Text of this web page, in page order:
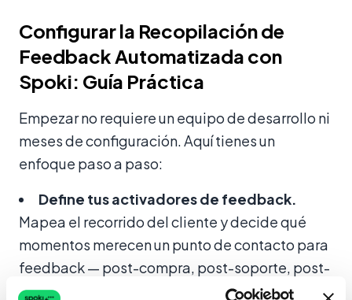
Configurar la Recopilación de
Feedback Automatizada con
Spoki: Guía Práctica
Empezar no requiere un equipo de desarrollo ni
meses de configuración. Aquí tienes un
enfoque paso a paso:
Define tus activadores de feedback.
Mapea el recorrido del cliente y decide qué
momentos merecen un punto de contacto para
feedback — post-compra, post-soporte, post-
onboarding o revisiones periódicas.